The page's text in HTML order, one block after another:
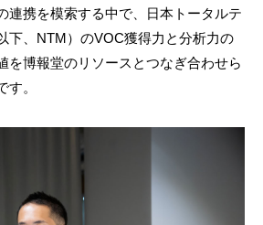
連携を模索する中で、日本トータルテ
下、NTM）のVOC獲得力と分析力の
を博報堂のリソースとつなぎ合わせら
。